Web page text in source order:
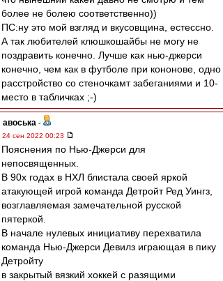
более не болею соответственно))
ПС:ну это мой взгляд и вкусовщина, естессно.
А так любителей клюшкошайбы не могу не
поздравить конечно. Лучше как нью-джерси
конечно, чем как в футболе при кононове, одно
расстройство со стеночкамт забеганиями и 10-
место в табличках ;-)
авоська -
24 сен 2022 00:23
Пояснения по Нью-Джерси для
непосвященных.
В 90х годах в НХЛ блистала своей яркой
атакующей игрой команда Детройт Ред Уингз,
возглавляемая замечательной русской
пятеркой.
В начале нулевых инициативу перехватила
команда Нью-Джерси Девилз играющая в пику
Детройту
в закрытый вязкий хоккей с разящими